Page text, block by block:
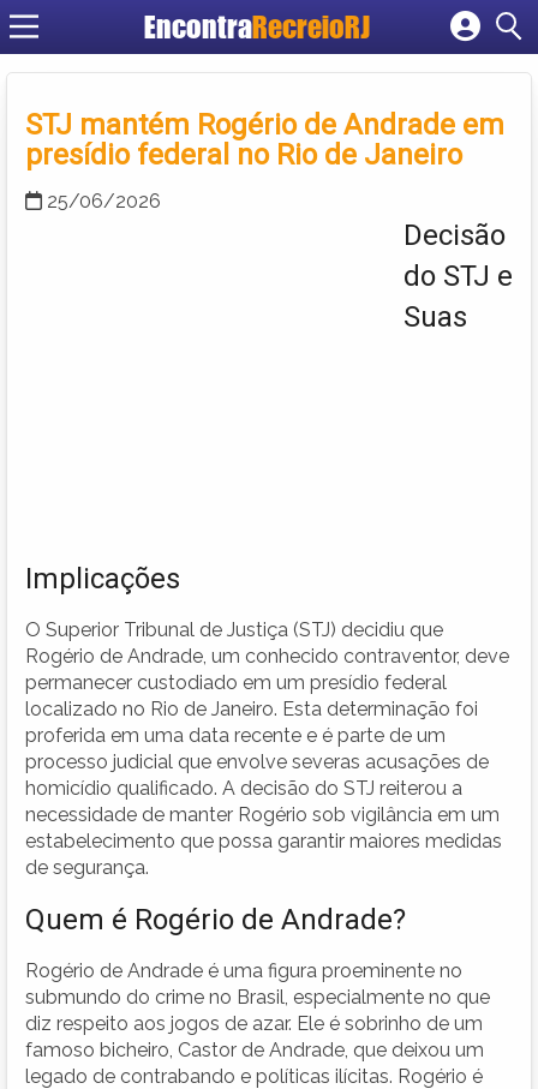
EncontraRecreioRJ
Cadastrar empresa
Criar conta
STJ mantém Rogério de Andrade em
presídio federal no Rio de Janeiro
25/06/2026
Decisão
do STJ e
Suas
Implicações
O Superior Tribunal de Justiça (STJ) decidiu que
Rogério de Andrade, um conhecido contraventor, deve
permanecer custodiado em um presídio federal
localizado no Rio de Janeiro. Esta determinação foi
proferida em uma data recente e é parte de um
processo judicial que envolve severas acusações de
homicídio qualificado. A decisão do STJ reiterou a
necessidade de manter Rogério sob vigilância em um
estabelecimento que possa garantir maiores medidas
de segurança.
Quem é Rogério de Andrade?
Rogério de Andrade é uma figura proeminente no
submundo do crime no Brasil, especialmente no que
diz respeito aos jogos de azar. Ele é sobrinho de um
famoso bicheiro, Castor de Andrade, que deixou um
legado de contrabando e políticas ilícitas. Rogério é